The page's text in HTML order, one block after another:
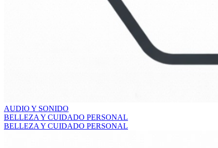
AUDIO Y SONIDO
BELLEZA Y CUIDADO PERSONAL
BELLEZA Y CUIDADO PERSONAL